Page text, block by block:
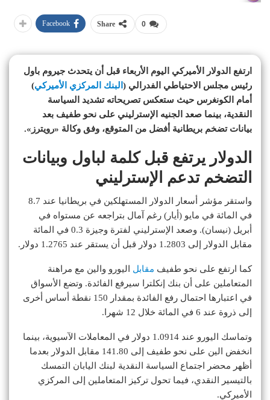
0
Share
Facebook
ارتفع الدولار الأميركي اليوم الأربعاء قبل أن يتحدث جيروم باول
رئيس مجلس الاحتياطي الفدرالي ( البنك المركزي الأميركي)
أمام الكونغرس حيث ستعكس تصريحاته تشديد السياسة
النقدية، بينما صعد الجنيه الإسترليني على نحو طفيف بعد
بيانات تضخم بريطانية أفضل من المتوقع، وفق وكالة «رويترز».
الدولار يرتفع قبل كلمة لباول وبيانات
التضخم تدعم الإسترليني
واستقر مؤشر أسعار الدولار المستهلكين في بريطانيا عند 8.7
في المائة في مايو (أيار) رغم آمال بتراجعه عن مستواه في
أبريل (نيسان). وصعد الإسترليني لفترة وجيزة 0.3 في المائة
مقابل الدولار إلى 1.2803 دولار قبل أن يستقر عند 1.2765 دولار.
كما ارتفع على نحو طفيف مقابل اليورو والين مع مراهنة
المتعاملين على أن بنك إنكلترا سيرفع الفائدة. وتضع الأسواق
في اعتبارها احتمال رفع الفائدة بمقدار 150 نقطة أساس أخرى
إلى ذروة عند 6 في المائة خلال 12 شهرا.
وتماسك اليورو عند 1.0914 دولار في المعاملات الآسيوية، بينما
انخفض الين على نحو طفيف إلى 141.80 مقابل الدولار بعدما
أظهر محضر اجتماع السياسة النقدية لبنك اليابان التمسك
بالتيسير النقدي، فيما تحول تركيز المتعاملين إلى المركزي
الأميركي.